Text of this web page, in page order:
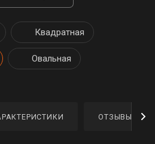
Квадратная
Овальная
ОТЗЫВЫ